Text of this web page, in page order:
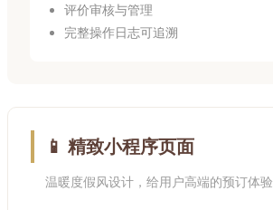
评价审核与管理
完整操作日志可追溯
📱 精致小程序页面
温暖度假风设计，给用户高端的预订体验